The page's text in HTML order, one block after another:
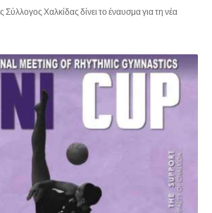
Σύλλογος Χαλκίδας δίνει το έναυσμα για τη νέα